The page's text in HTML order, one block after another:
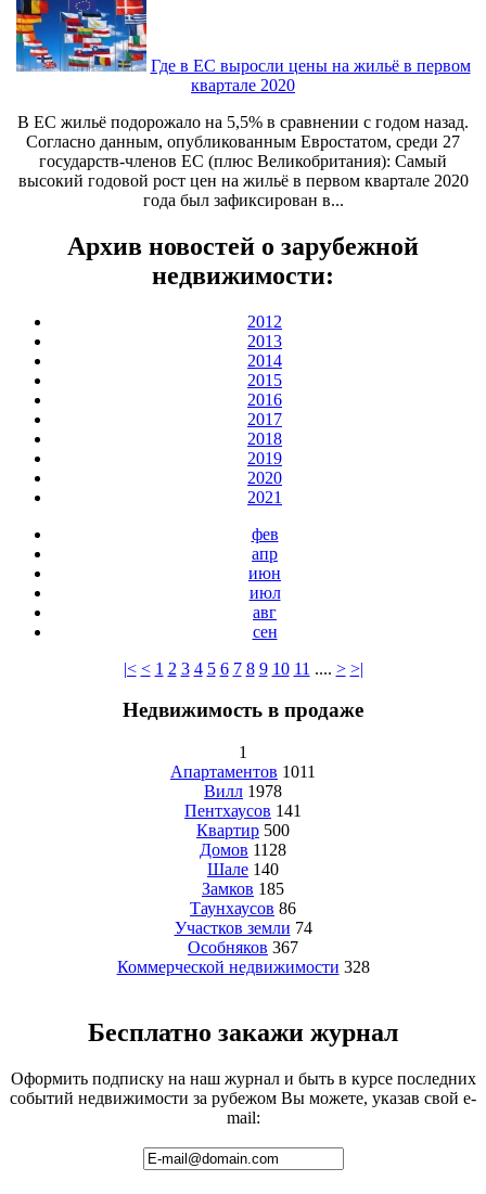
Где в ЕС выросли цены на жильё в первом
квартале 2020
В ЕС жильё подорожало на 5,5% в сравнении с годом назад.
Согласно данным, опубликованным Евростатом, среди 27
государств-членов ЕС (плюс Великобритания): Самый
высокий годовой рост цен на жильё в первом квартале 2020
года был зафиксирован в...
Архив новостей о зарубежной
недвижимости:
2012
2013
2014
2015
2016
2017
2018
2019
2020
2021
фев
апр
июн
июл
авг
сен
|< < 1 2 3 4 5 6 7 8 9 10 11 .... > >|
Недвижимость в продаже
1
Апартаментов 1011
Вилл 1978
Пентхаусов 141
Квартир 500
Домов 1128
Шале 140
Замков 185
Таунхаусов 86
Участков земли 74
Особняков 367
Коммерческой недвижимости 328
Бесплатно закажи журнал
Оформить подписку на наш журнал и быть в курсе последних
событий недвижимости за рубежом Вы можете, указав свой e-
mail: